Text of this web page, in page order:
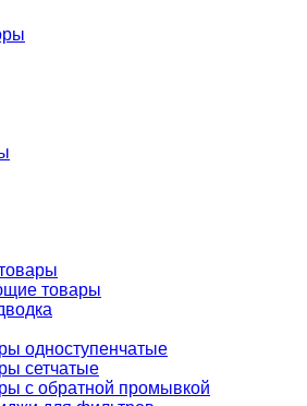
товары
одноступенчатые
сетчатые
с обратной промывкой